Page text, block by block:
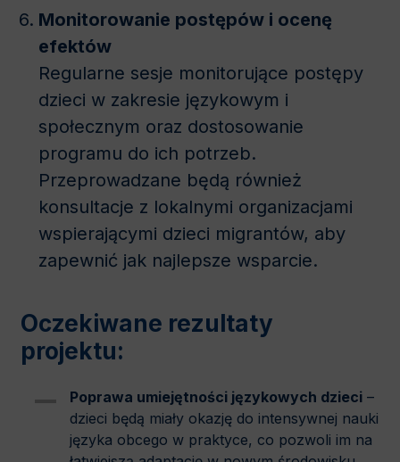
Monitorowanie postępów i ocenę
efektów
Regularne sesje monitorujące postępy
dzieci w zakresie językowym i
społecznym oraz dostosowanie
programu do ich potrzeb.
Przeprowadzane będą również
konsultacje z lokalnymi organizacjami
wspierającymi dzieci migrantów, aby
zapewnić jak najlepsze wsparcie.
Oczekiwane rezultaty
projektu:
Poprawa umiejętności językowych dzieci –
dzieci będą miały okazję do intensywnej nauki
języka obcego w praktyce, co pozwoli im na